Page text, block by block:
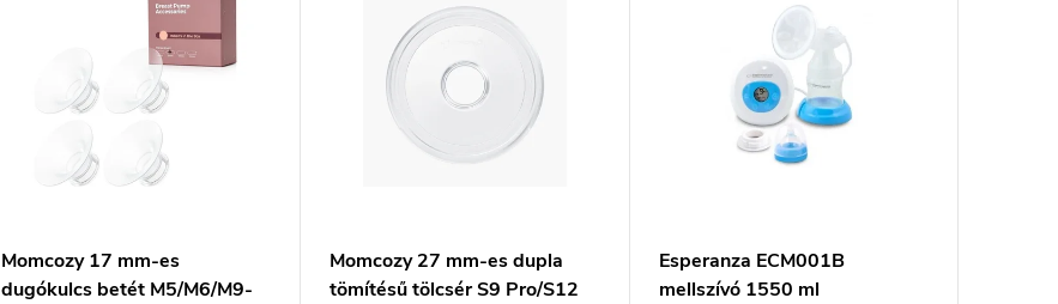
Momcozy 17 mm-es
dugókulcs betét M5/M6/M9-
Momcozy 27 mm-es dupla
tömítésű tölcsér S9 Pro/S12
Esperanza ECM001B
mellszívó 1550 ml